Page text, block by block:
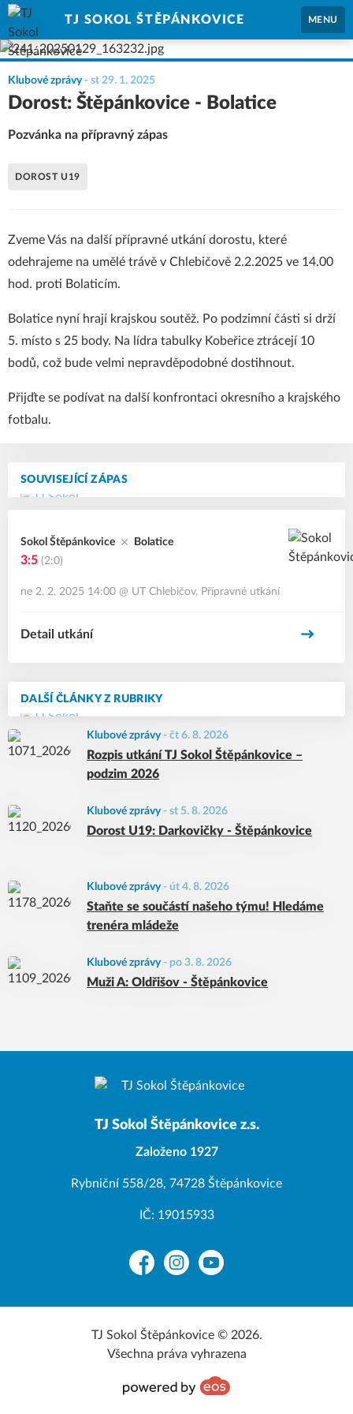
TJ SOKOL ŠTĚPÁNKOVICE MENU
SOUVISEJÍCÍ ZÁPAS
Sokol Štěpánkovice Bolatice
3:5 (2:0)
ne 2. 2. 2025 14:00 @ UT Chlebičov, Přípravné utkání
Detail utkání
DALŠÍ ČLÁNKY Z RUBRIKY
Klubové zprávy- čt 6. 8. 2026
Rozpis utkání TJ Sokol Štěpánkovice –
podzim 2026
Klubové zprávy- st 5. 8. 2026
Dorost U19: Darkovičky - Štěpánkovice
Klubové zprávy- út 4. 8. 2026
Staňte se součástí našeho týmu! Hledáme
trenéra mládeže
Klubové zprávy- po 3. 8. 2026
Muži A: Oldřišov - Štěpánkovice
Klubové zprávy- st 29. 1. 2025
Dorost: Štěpánkovice - Bolatice
Pozvánka na přípravný zápas
DOROST U19
Zveme Vás na další přípravné utkání dorostu, které
odehrajeme na umělé trávě v Chlebičově 2.2.2025 ve 14.00
hod. proti Bolaticím.
Bolatice nyní hrají krajskou soutěž. Po podzimní části si drží
5. místo s 25 body. Na lídra tabulky Kobeřice ztrácejí 10
bodů, což bude velmi nepravděpodobné dostihnout.
Přijďte se podívat na další konfrontaci okresního a krajského
fotbalu.
TJ Sokol Štěpánkovice z.s.
Založeno 1927
Rybniční 558/28, 74728 Štěpánkovice
IČ: 19015933
FacebookInstagramYouTube
TJ Sokol Štěpánkovice © 2026.
Všechna práva vyhrazena